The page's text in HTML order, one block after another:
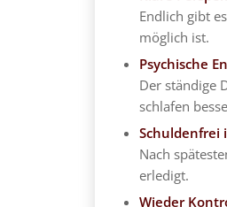
Endlich gibt
möglich ist.
Psychische
Der ständige
schlafen
Schuldenfrei
Nach
erledigt.
Wieder